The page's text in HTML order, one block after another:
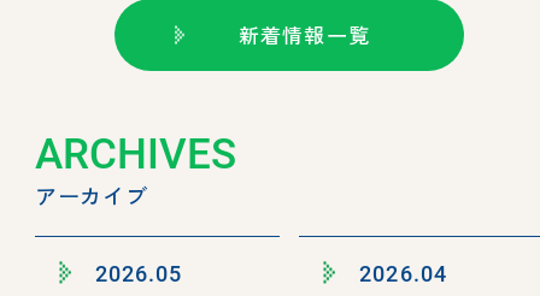
新着情報一覧
ARCHIVES
アーカイブ
2026.05 2026.04